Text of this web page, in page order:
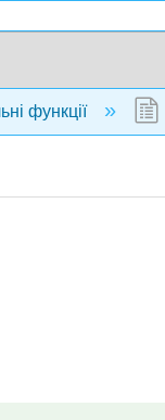
функції